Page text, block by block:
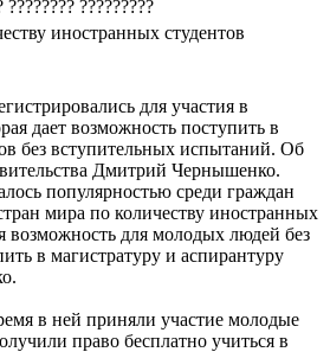
иностранных студентов
для участия в
дает возможность поступить в
без вступительных испытаний. Об
Дмитрий Чернышенко.
популярностью среди граждан
мира по количеству иностранных
возможность для молодых людей без
в магистратуру и аспирантуру
в ней приняли участие молодые
право бесплатно учиться в